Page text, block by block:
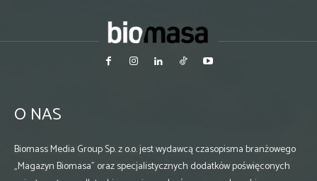
O NAS
Biomass Media Group Sp. z o.o. jest wydawcą czasopisma branżowego
„Magazyn Biomasa” oraz specjalistycznych dodatków poświęconych